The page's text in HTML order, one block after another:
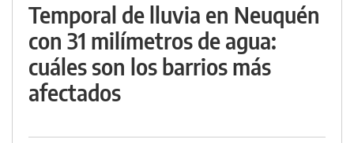
Temporal de lluvia en Neuquén
con 31 milímetros de agua:
cuáles son los barrios más
afectados